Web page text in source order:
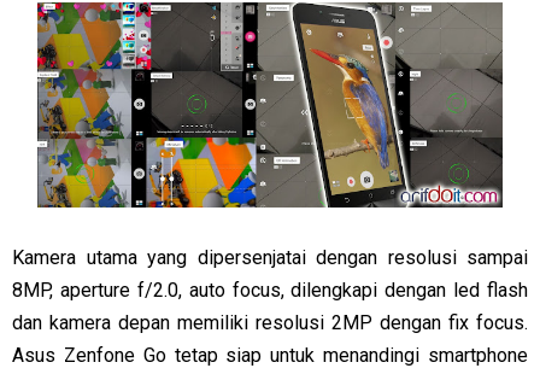
Kamera utama yang dipersenjatai dengan resolusi sampai
8MP, aperture f/2.0, auto focus, dilengkapi dengan led flash
dan kamera depan memiliki resolusi 2MP dengan fix focus.
Asus Zenfone Go tetap siap untuk menandingi smartphone